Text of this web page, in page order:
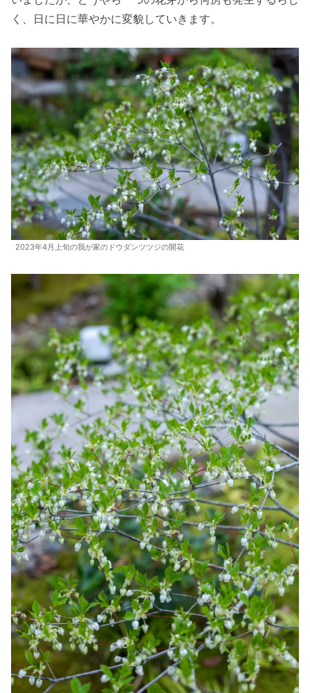
く、日に日に華やかに変貌していきます。
2023年4月上旬の我が家のドウダンツツジの開花